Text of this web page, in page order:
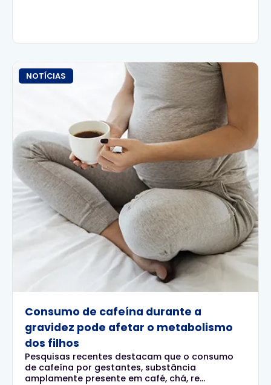
NOTÍCIAS
Consumo de cafeína durante a
gravidez pode afetar o metabolismo
dos filhos
Pesquisas recentes destacam que o consumo
de cafeína por gestantes, substância
amplamente presente em café, chá, re...